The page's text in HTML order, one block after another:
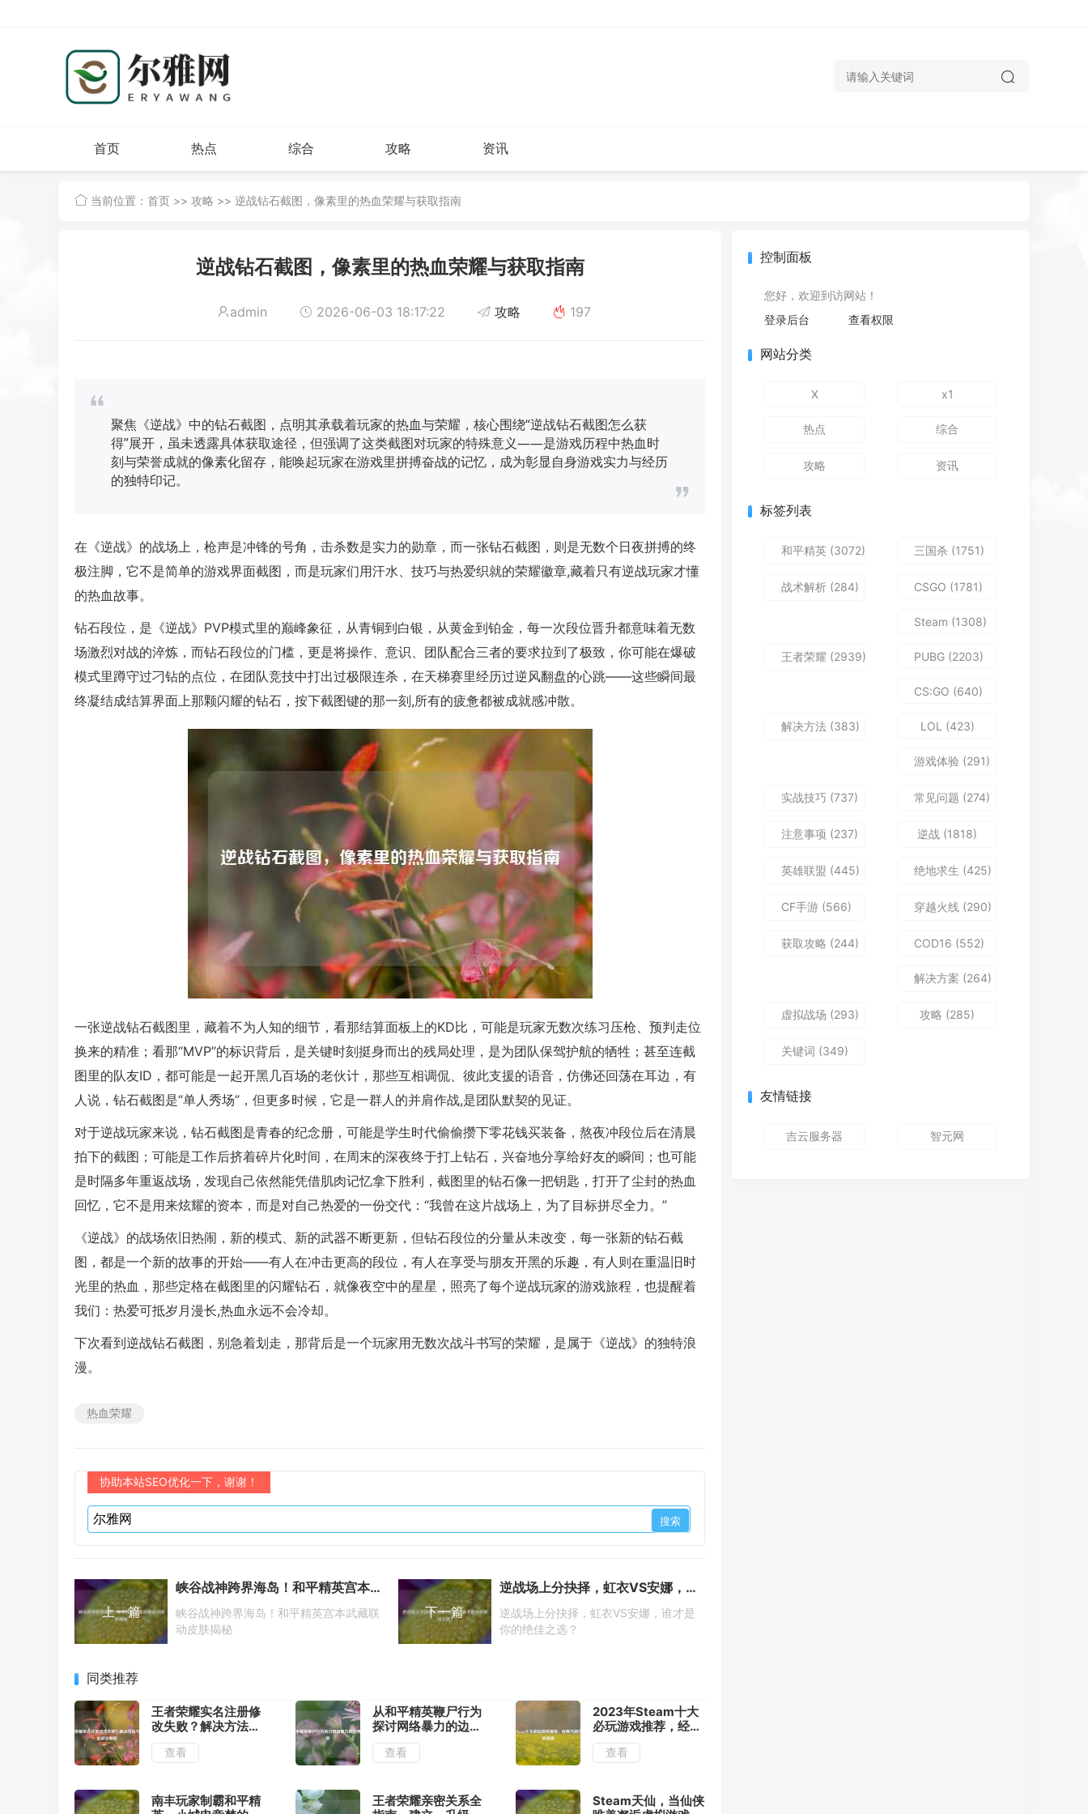
首页 热点 综合 攻略 资讯
当前位置： 首页 >> 攻略 >> 逆战钻石截图，像素里的热血荣耀与获取指南
逆战钻石截图，像素里的热血荣耀与获取指南
admin 2026-06-03 18:17:22 攻略 197
聚焦《逆战》中的钻石截图，点明其承载着玩家的热血与荣耀，核心围绕“逆战钻石截图怎么获
得”展开，虽未透露具体获取途径，但强调了这类截图对玩家的特殊意义——是游戏历程中热血时
刻与荣誉成就的像素化留存，能唤起玩家在游戏里拼搏奋战的记忆，成为彰显自身游戏实力与经历
的独特印记。
在《逆战》的战场上，枪声是冲锋的号角，击杀数是实力的勋章，而一张钻石截图，则是无数个日夜拼搏的终
极注脚，它不是简单的游戏界面截图，而是玩家们用汗水、技巧与热爱织就的荣耀徽章,藏着只有逆战玩家才懂
的热血故事。
钻石段位，是《逆战》PVP模式里的巅峰象征，从青铜到白银，从黄金到铂金，每一次段位晋升都意味着无数
场激烈对战的淬炼，而钻石段位的门槛，更是将操作、意识、团队配合三者的要求拉到了极致，你可能在爆破
模式里蹲守过刁钻的点位，在团队竞技中打出过极限连杀，在天梯赛里经历过逆风翻盘的心跳——这些瞬间最
终凝结成结算界面上那颗闪耀的钻石，按下截图键的那一刻,所有的疲惫都被成就感冲散。
一张逆战钻石截图里，藏着不为人知的细节，看那结算面板上的KD比，可能是玩家无数次练习压枪、预判走位
换来的精准；看那“MVP”的标识背后，是关键时刻挺身而出的残局处理，是为团队保驾护航的牺牲；甚至连截
图里的队友ID，都可能是一起开黑几百场的老伙计，那些互相调侃、彼此支援的语音，仿佛还回荡在耳边，有
人说，钻石截图是“单人秀场”，但更多时候，它是一群人的并肩作战,是团队默契的见证。
对于逆战玩家来说，钻石截图是青春的纪念册，可能是学生时代偷偷攒下零花钱买装备，熬夜冲段位后在清晨
拍下的截图；可能是工作后挤着碎片化时间，在周末的深夜终于打上钻石，兴奋地分享给好友的瞬间；也可能
是时隔多年重返战场，发现自己依然能凭借肌肉记忆拿下胜利，截图里的钻石像一把钥匙，打开了尘封的热血
回忆，它不是用来炫耀的资本，而是对自己热爱的一份交代：“我曾在这片战场上，为了目标拼尽全力。”
《逆战》的战场依旧热闹，新的模式、新的武器不断更新，但钻石段位的分量从未改变，每一张新的钻石截
图，都是一个新的故事的开始——有人在冲击更高的段位，有人在享受与朋友开黑的乐趣，有人则在重温旧时
光里的热血，那些定格在截图里的闪耀钻石，就像夜空中的星星，照亮了每个逆战玩家的游戏旅程，也提醒着
我们：热爱可抵岁月漫长,热血永远不会冷却。
下次看到逆战钻石截图，别急着划走，那背后是一个玩家用无数次战斗书写的荣耀，是属于《逆战》的独特浪
漫。
热血荣耀
协助本站SEO优化一下，谢谢！
上一篇
峡谷战神跨界海岛！和平精英宫本武藏联动皮肤揭秘
峡谷战神跨界海岛！和平精英宫本武藏联
动皮肤揭秘
下一篇
逆战场上分抉择，虹衣VS安娜，谁才是你的绝佳之选？
逆战场上分抉择，虹衣VS安娜，谁才是
你的绝佳之选？
同类推荐
王者荣耀实名注册修
改失败？解决方法与
常见问题全解析
查看
从和平精英鞭尸行为
探讨网络暴力的边界
与反思
查看
2023年Steam十大
必玩游戏推荐，经典
与新作的终极指南
查看
南丰玩家制霸和平精
王者荣耀亲密关系全
Steam天仙，当仙侠
控制面板
您好，欢迎到访网站！
登录后台
查看权限
网站分类
X x1
热点 综合
攻略 资讯
标签列表
和平精英 (3072) 三国杀 (1751)
战术解析 (284) CSGO (1781)
Steam (1308)
王者荣耀 (2939) PUBG (2203)
CS:GO (640)
解决方法 (383) LOL (423)
游戏体验 (291)
实战技巧 (737) 常见问题 (274)
注意事项 (237) 逆战 (1818)
英雄联盟 (445) 绝地求生 (425)
CF手游 (566) 穿越火线 (290)
获取攻略 (244) COD16 (552)
解决方案 (264)
虚拟战场 (293) 攻略 (285)
关键词 (349)
友情链接
吉云服务器 智元网